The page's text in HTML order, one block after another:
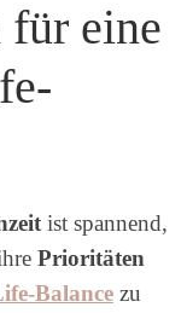
für eine
ist spannend,
Prioritäten
Balance zu